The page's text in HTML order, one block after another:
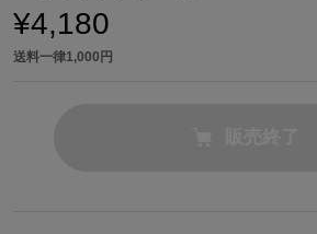
¥4,180
送料一律1,000円